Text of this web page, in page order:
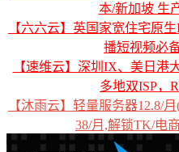
本/新加坡 生
【六六云】英国家宽住宅原
播短视频必
【速维云】深圳IX、美日港
多地双ISP，
【沐雨云】轻量服务器12.8/
38/月,解锁TK/电